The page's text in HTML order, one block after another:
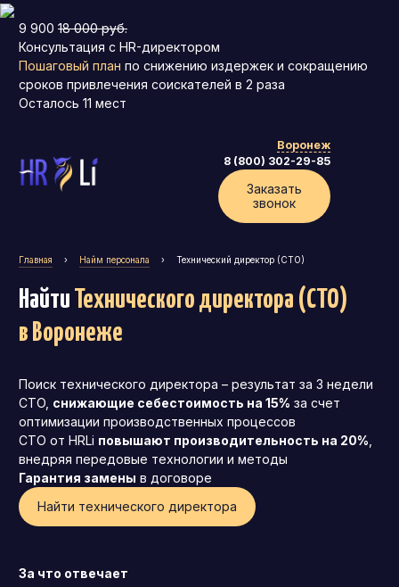
9 900 18 000 руб.
Консультация с HR-директором
Пошаговый план по снижению издержек и сокращению
сроков привлечения соискателей в 2 раза
Осталось 11 мест
Воронеж
8 (800) 302-29-85
Заказать
звонок
Главная › Найм персонала › Технический директор (CTO)
Найти Технического директора (CTO)
в Воронеже
Поиск технического директора – результат за 3 недели
CTO, снижающие себестоимость на 15% за счет
оптимизации производственных процессов
CTO от HRLi повышают производительность на 20%
внедряя передовые технологии и методы
Гарантия замены в договоре
Найти технического директора
За что отвечает